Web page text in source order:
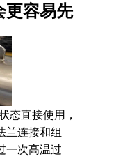
更容易先
态直接使用，
兰连接和组
一次高温过